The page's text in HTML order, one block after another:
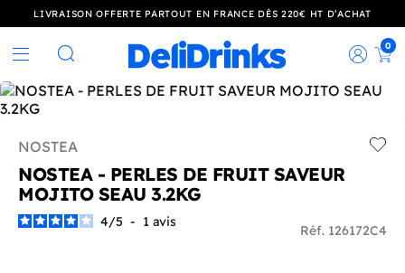
LIVRAISON OFFERTE PARTOUT EN FRANCE DÈS 220€ HT D’ACHAT
Rechercher
0
NOSTEA
NOSTEA - PERLES DE FRUIT SAVEUR
MOJITO SEAU 3.2KG
4/5 - 1 avis
Réf. 126172C4